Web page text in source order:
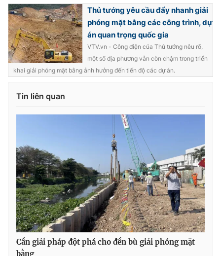
Ðiện thoại Thời báo VTV:024.66 897 897
Email:toasoan@vtv.vn
Liên hệ quảng cáo:024-7300.7108
® Cấm sao chép dưới mọi hình thức nếu không có sự chấp
thuận bằng văn bản. Ghi rõ nguồn VTV.vn khi phát hành lại
thông tin từ website này.
Thủ tướng yêu cầu đẩy nhanh giải
phóng mặt bằng các công trình, dự
án quan trọng quốc gia
VTV.vn - Công điện của Thủ tướng nêu rõ,
một số địa phương vẫn còn chậm trong triển
khai giải phóng mặt bằng ảnh hưởng đến tiến độ các dự án.
Tin liên quan
Cần giải pháp đột phá cho đền bù giải phóng mặt
bằng